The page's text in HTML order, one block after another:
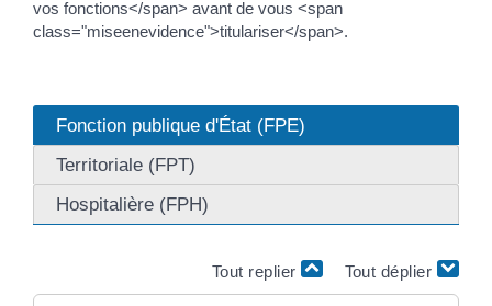
vos fonctions</span> avant de vous <span
class="miseenevidence">titulariser</span>.
Fonction publique d'État (FPE)
Territoriale (FPT)
Hospitalière (FPH)
Tout replier Tout déplier